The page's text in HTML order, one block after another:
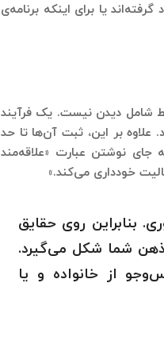
یا برای اینکه برنامه‌ی
شامل دیدن نیست. یک فرآیند
بر این، ثبت آن‌ها تا حد
نوشتن عبارت «علاقه‌مند
خودداری می‌کند.»
بنابراین روی حقایق
ذهن شما شکل می‌گیرد.
از خانواده و یا